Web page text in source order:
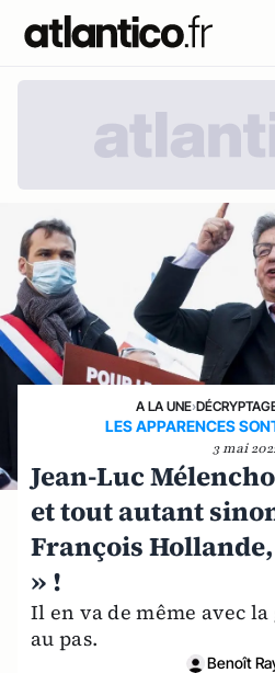
A LA UNE›
LES APPARENCES
3 mai
Jean-Luc
et tout autant
François
» !
Il en va de même avec la
au pas.
Benoît